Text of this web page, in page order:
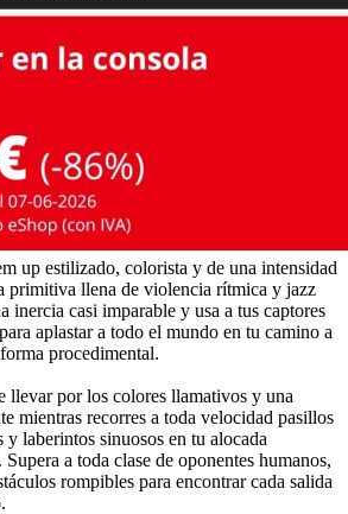
up estilizado, colorista y de una intensidad
primitiva llena de violencia rítmica y jazz
inercia casi imparable y usa a tus captores
aplastar a todo el mundo en tu camino a
procedimental.
llevar por los colores llamativos y una
mientras recorres a toda velocidad pasillos
y laberintos sinuosos en tu alocada
a toda clase de oponentes humanos,
rompibles para encontrar cada salida